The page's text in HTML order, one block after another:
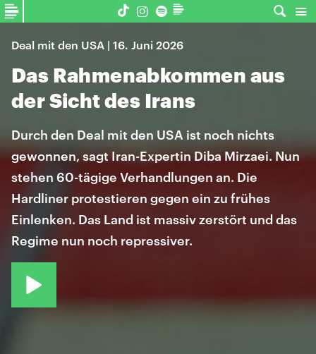
Deal mit den USA | 16. Juni 2026
Das Rahmenabkommen aus
der Sicht des Irans
Durch den Deal mit den USA ist noch nichts
gewonnen, sagt Iran-Expertin Diba Mirzaei. Nun
stehen 60-tägige Verhandlungen an. Die
Hardliner protestieren gegen ein zu frühes
Einlenken. Das Land ist massiv zerstört und das
Regime nun noch repressiver.